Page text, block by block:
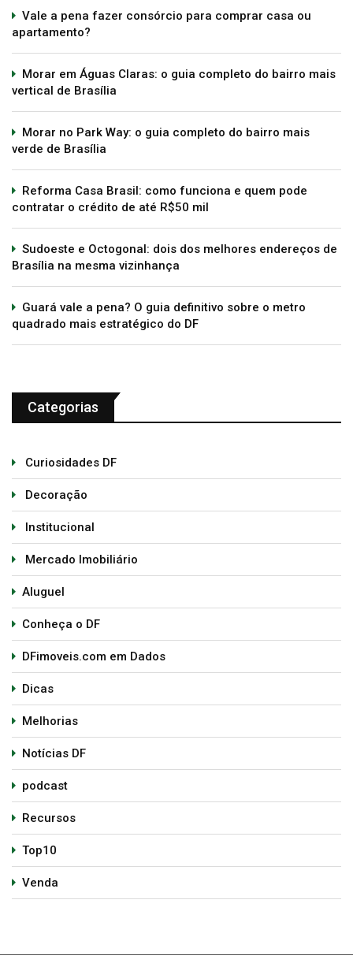
Vale a pena fazer consórcio para comprar casa ou
apartamento?
Morar em Águas Claras: o guia completo do bairro mais
vertical de Brasília
Morar no Park Way: o guia completo do bairro mais
verde de Brasília
Reforma Casa Brasil: como funciona e quem pode
contratar o crédito de até R$50 mil
Sudoeste e Octogonal: dois dos melhores endereços de
Brasília na mesma vizinhança
Guará vale a pena? O guia definitivo sobre o metro
quadrado mais estratégico do DF
Categorias
Curiosidades DF
Decoração
Institucional
Mercado Imobiliário
Aluguel
Conheça o DF
DFimoveis.com em Dados
Dicas
Melhorias
Notícias DF
podcast
Recursos
Top10
Venda